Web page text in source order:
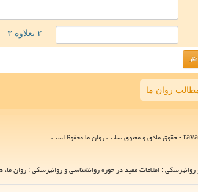
= ۲ بعلاوه ۳
روان ما
: اطلاعات مفید در حوزه روانشناسی و روانپزشکی : روان